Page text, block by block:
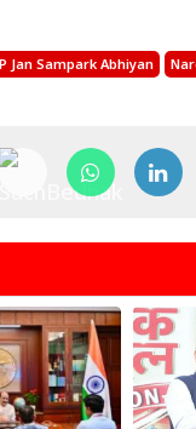
Jan Sampark Abhiyan
के खर्चे बढ़ेंगे,
पर